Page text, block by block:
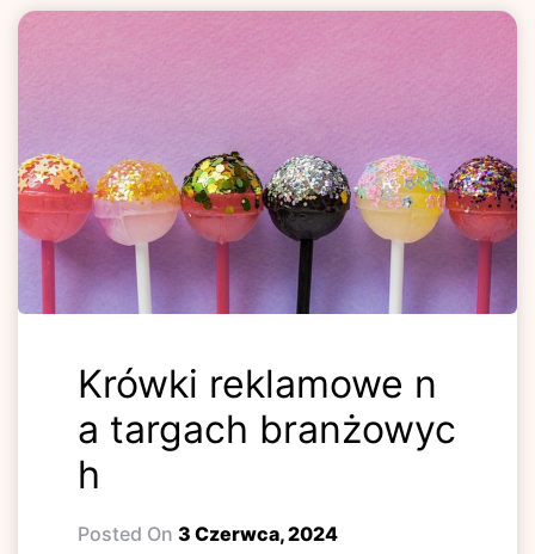
Krówki reklamowe n
a targach branżowyc
h
Posted On 3 Czerwca, 2024